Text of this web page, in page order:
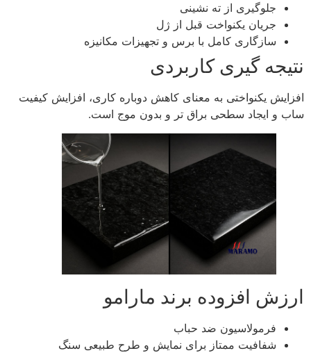
جلوگیری از ته‌ نشینی
جریان یکنواخت قبل از ژل
سازگاری کامل با برس و تجهیزات مکانیزه
نتیجه‌ گیری کاربردی
افزایش یکنواختی به معنای کاهش دوباره‌ کاری، افزایش کیفیت
ساب و ایجاد سطحی براق‌ تر و بدون موج است.
ارزش افزوده برند مارامو
فرمولاسیون ضد حباب
شفافیت ممتاز برای نمایش و طرح طبیعی سنگ